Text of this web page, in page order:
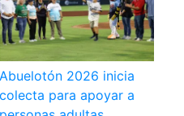
Abuelotón 2026 inicia
colecta para apoyar a